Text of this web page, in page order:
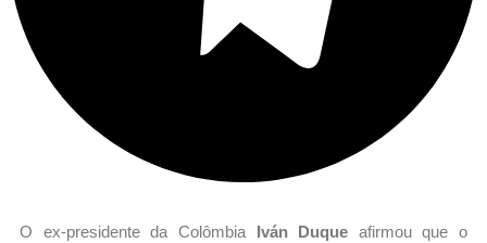
O ex-presidente da Colômbia Iván Duque afirmou que o